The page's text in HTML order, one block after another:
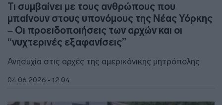
Τι συμβαίνει με τους ανθρώπους που
μπαίνουν στους υπονόμους της Νέας Υόρκης
– Οι προειδοποιήσεις των αρχών και οι
“νυχτερινές εξαφανίσεις”
Ανησυχία στις αρχές της αμερικάνικης μητρόπολης
04.06.2026 - 12:04